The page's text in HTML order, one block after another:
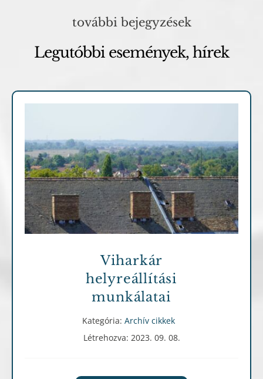
további bejegyzések
Legutóbbi események, hírek
Archív cikkek
Viharkár
helyreállítási
munkálatai
Kategória: Archív cikkek
Létrehozva: 2023. 09. 08.